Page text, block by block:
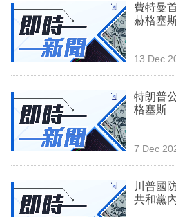
業
科
技
場
生
時
費特曼
赫格塞
13 Dec
特朗普
格塞斯
7 Dec
川普國
共和黨